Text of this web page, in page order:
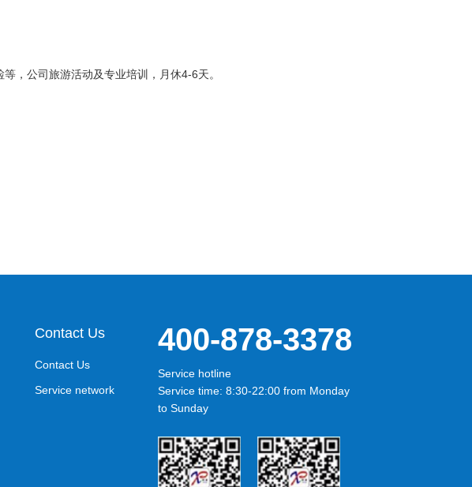
，公司旅游活动及专业培训，月休4-6天。
Contact Us
Contact Us
Service network
400-878-3378
Service hotline
Service time: 8:30-22:00 from Monday
to Sunday